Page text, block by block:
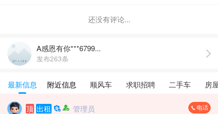
还没有评论...
A感恩有你***6799...
发布263条
最新信息 附近信息 顺风车 求职招聘 二手车 房
顶 出租 管理员 电话